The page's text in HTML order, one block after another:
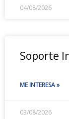
04/08/2026
Soporte
ME INTERESA »
03/08/2026